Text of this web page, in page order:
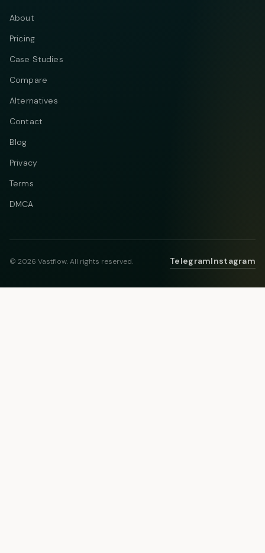
About
Pricing
Case Studies
Compare
Alternatives
Contact
Blog
Privacy
Terms
DMCA
© 2026 Vastflow. All rights reserved. TelegramInstagram